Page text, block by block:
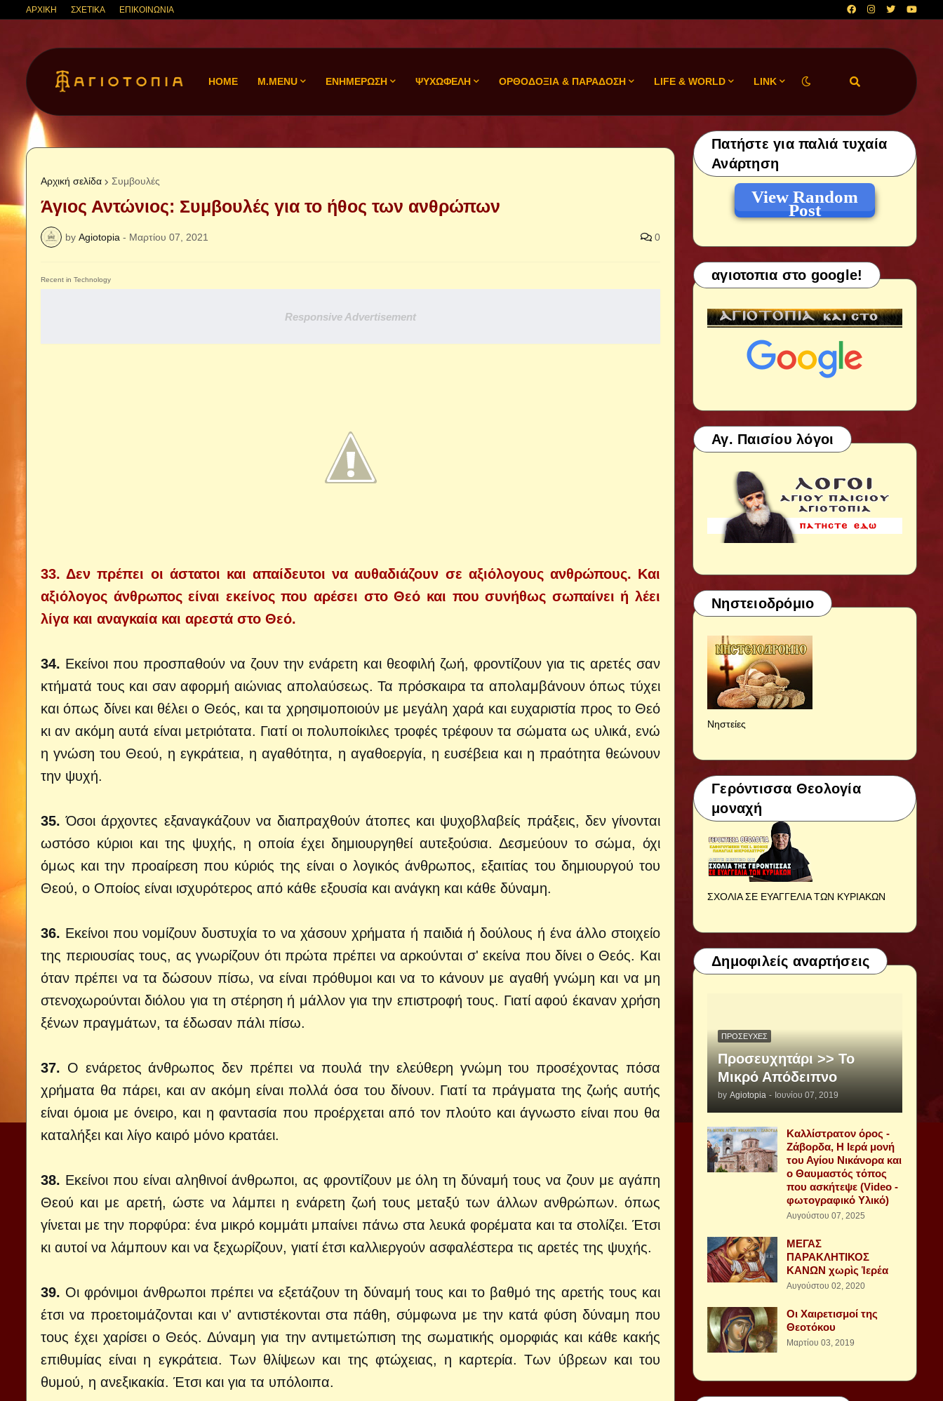
ΑΡΧΙΚΗ ΣΧΕΤΙΚΑ ΕΠΙΚΟΙΝΩΝΙΑ
HOME M.MENU ΕΝΗΜΕΡΩΣΗ ΨΥΧΩΦΕΛΗ ΟΡΘΟΔΟΞΙΑ & ΠΑΡΑΔΟΣΗ LIFE & WORLD LINK
Αρχική σελίδα Συμβουλές
Άγιος Αντώνιος: Συμβουλές για το ήθος των ανθρώπων
by Agiotopia - Μαρτίου 07, 2021 0
Recent in Technology
Responsive Advertisement
33. Δεν πρέπει οι άστατοι και απαίδευτοι να αυθαδιάζουν σε αξιόλογους ανθρώπους. Και
αξιόλογος άνθρωπος είναι εκείνος που αρέσει στο Θεό και που συνήθως σωπαίνει ή λέει
λίγα και αναγκαία και αρεστά στο Θεό.
34. Εκείνοι που προσπαθούν να ζουν την ενάρετη και θεοφιλή ζωή, φροντίζουν για τις αρετές σαν
κτήματά τους και σαν αφορμή αιώνιας απολαύσεως. Τα πρόσκαιρα τα απολαμβάνουν όπως τύχει
και όπως δίνει και θέλει ο Θεός, και τα χρησιμοποιούν με μεγάλη χαρά και ευχαριστία προς το Θεό
κι αν ακόμη αυτά είναι μετριότατα. Γιατί οι πολυποίκιλες τροφές τρέφουν τα σώματα ως υλικά, ενώ
η γνώση του Θεού, η εγκράτεια, η αγαθότητα, η αγαθοεργία, η ευσέβεια και η πραότητα θεώνουν
την ψυχή.
35. Όσοι άρχοντες εξαναγκάζουν να διαπραχθούν άτοπες και ψυχοβλαβείς πράξεις, δεν γίνονται
ωστόσο κύριοι και της ψυχής, η οποία έχει δημιουργηθεί αυτεξούσια. Δεσμεύουν το σώμα, όχι
όμως και την προαίρεση που κύριός της είναι ο λογικός άνθρωπος, εξαιτίας του δημιουργού του
Θεού, ο Οποίος είναι ισχυρότερος από κάθε εξουσία και ανάγκη και κάθε δύναμη.
36. Εκείνοι που νομίζουν δυστυχία το να χάσουν χρήματα ή παιδιά ή δούλους ή ένα άλλο στοιχείο
της περιουσίας τους, ας γνωρίζουν ότι πρώτα πρέπει να αρκούνται σ' εκείνα που δίνει ο Θεός. Και
όταν πρέπει να τα δώσουν πίσω, να είναι πρόθυμοι και να το κάνουν με αγαθή γνώμη και να μη
στενοχωρούνται διόλου για τη στέρηση ή μάλλον για την επιστροφή τους. Γιατί αφού έκαναν χρήση
ξένων πραγμάτων, τα έδωσαν πάλι πίσω.
37. Ο ενάρετος άνθρωπος δεν πρέπει να πουλά την ελεύθερη γνώμη του προσέχοντας πόσα
χρήματα θα πάρει, και αν ακόμη είναι πολλά όσα του δίνουν. Γιατί τα πράγματα της ζωής αυτής
είναι όμοια με όνειρο, και η φαντασία που προέρχεται από τον πλούτο και άγνωστο είναι που θα
καταλήξει και λίγο καιρό μόνο κρατάει.
38. Εκείνοι που είναι αληθινοί άνθρωποι, ας φροντίζουν με όλη τη δύναμή τους να ζουν με αγάπη
Θεού και με αρετή, ώστε να λάμπει η ενάρετη ζωή τους μεταξύ των άλλων ανθρώπων. όπως
γίνεται με την πορφύρα: ένα μικρό κομμάτι μπαίνει πάνω στα λευκά φορέματα και τα στολίζει. Έτσι
κι αυτοί να λάμπουν και να ξεχωρίζουν, γιατί έτσι καλλιεργούν ασφαλέστερα τις αρετές της ψυχής.
39. Οι φρόνιμοι άνθρωποι πρέπει να εξετάζουν τη δύναμή τους και το βαθμό της αρετής τους και
έτσι να προετοιμάζονται και ν' αντιστέκονται στα πάθη, σύμφωνα με την κατά φύση δύναμη που
τους έχει χαρίσει ο Θεός. Δύναμη για την αντιμετώπιση της σωματικής ομορφιάς και κάθε κακής
επιθυμίας είναι η εγκράτεια. Των θλίψεων και της φτώχειας, η καρτερία. Των ύβρεων και του
θυμού, η ανεξικακία. Έτσι και για τα υπόλοιπα.
Πατήστε για παλιά τυχαία
Ανάρτηση
View Random
Post
αγιοτοπια στο google!
Αγ. Παισίου λόγοι
Νηστειοδρόμιο
Νηστείες
Γερόντισσα Θεολογία
μοναχή
ΣΧΟΛΙΑ ΣΕ ΕΥΑΓΓΕΛΙΑ ΤΩΝ ΚΥΡΙΑΚΩΝ
Δημοφιλείς αναρτήσεις
ΠΡΟΣΕΥΧΈΣ
Προσευχητάρι >> Το
Μικρό Απόδειπνο
by Agiotopia - Ιουνίου 07, 2019
Καλλίστρατον όρος -
Ζάβορδα, Η Ιερά μονή
του Αγίου Νικάνορα και
ο Θαυμαστός τόπος
που ασκήτεψε (Video -
φωτογραφικό Υλικό)
Αυγούστου 07, 2025
ΜΕΓΑΣ
ΠΑΡΑΚΛΗΤΙΚΟΣ
ΚΑΝΩΝ χωρὶς Ἱερέα
Αυγούστου 02, 2020
Οι Χαιρετισμοί της
Θεοτόκου
Μαρτίου 03, 2019